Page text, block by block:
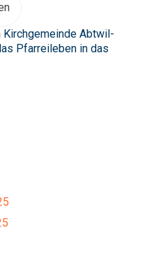
Abtwil-
Pfarreileben in das